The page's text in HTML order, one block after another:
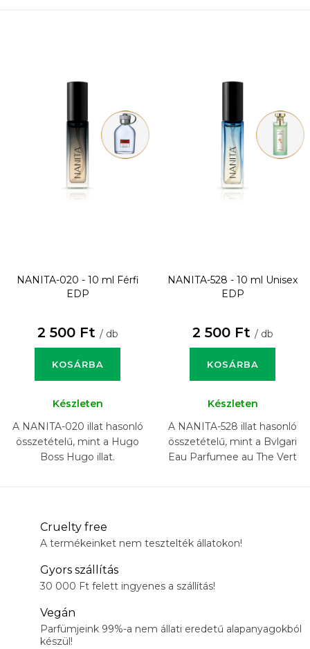
NANITA-020 - 10 ml Férfi
EDP
2 500 Ft / db
KOSÁRBA
Készleten
A NANITA-020 illat hasonló
összetételű, mint a Hugo
Boss Hugo illat.
NANITA-528 - 10 ml Unisex
EDP
2 500 Ft / db
KOSÁRBA
Készleten
A NANITA-528 illat hasonló
összetételű, mint a Bvlgari
Eau Parfumee au The Vert
Cruelty free
A termékeinket nem tesztelték állatokon!
Gyors szállítás
30 000 Ft felett ingyenes a szállítás!
Vegán
Parfümjeink 99%-a nem állati eredetű alapanyagokból
készül!